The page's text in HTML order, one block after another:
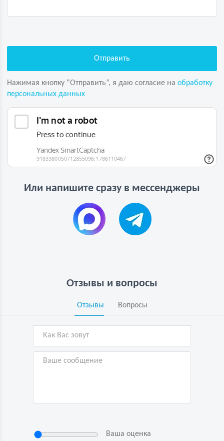
Нажимая кнопку “Отправить”, я даю согласие на обработку
персональных данных
Или напишите сразу в мессенджеры
Отзывы и вопросы
Отзывы Вопросы
Ваша оценка